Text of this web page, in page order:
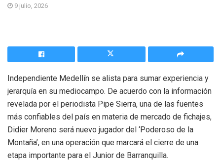
9 julio, 2026
Independiente Medellín se alista para sumar experiencia y
jerarquía en su mediocampo. De acuerdo con la información
revelada por el periodista Pipe Sierra, una de las fuentes
más confiables del país en materia de mercado de fichajes,
Didier Moreno será nuevo jugador del ‘Poderoso de la
Montaña’, en una operación que marcará el cierre de una
etapa importante para el Junior de Barranquilla.